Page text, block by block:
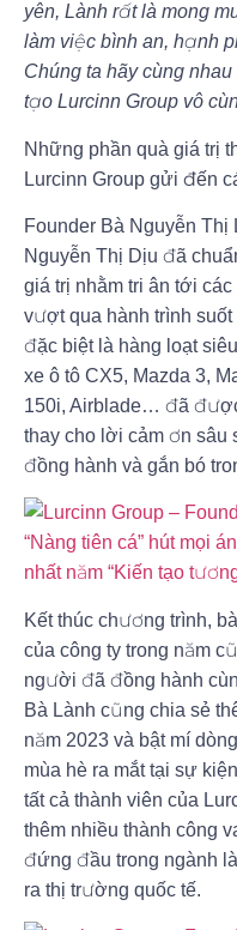
yên, Lành rất là mong
làm việc bình an, hạnh
Chúng ta hãy cùng
tạo Lurcinn Group vô
Những phần quà giá trị
Lurcinn Group gửi đến
Founder Bà Nguyễn Thị
Nguyễn Thị Dịu đã
giá trị nhằm tri ân tới
vượt qua hành trình
đặc biệt là hàng loạt
xe ô tô CX5, Mazda 3,
150i, Airblade… đã
thay cho lời cảm ơn sâu
đồng hành và gắn bó
Kết thúc chương trình,
của công ty trong năm
người đã đồng hành
Bà Lành cũng chia sẻ
năm 2023 và bật mí
mùa hè ra mắt tại sự
tất cả thành viên của
thêm nhiều thành công
đứng đầu trong ngành
ra thị trường quốc tế.